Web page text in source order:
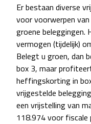
Er bestaan diverse
voor voorwerpen
groene beleggingen.
vermogen (tijdelijk)
Belegt u groen, dan
box 3, maar
heffingskorting in
vrijgestelde
een vrijstelling van
118.974 voor fiscale